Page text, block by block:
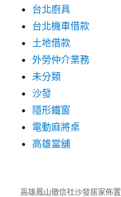
台北廚具
台北機車借款
土地借款
外勞仲介業務
未分類
沙發
隱形鐵窗
電動麻將桌
高雄當舖
高雄鳳山徵信社沙發居家佈置